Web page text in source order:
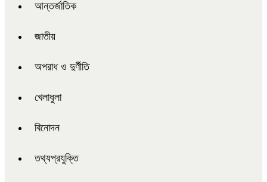
আন্তর্জাতিক
জাতীয়
অপরাধ ও দুর্ণীতি
খেলাধুলা
বিনোদন
তথ্যপ্রযুক্তি